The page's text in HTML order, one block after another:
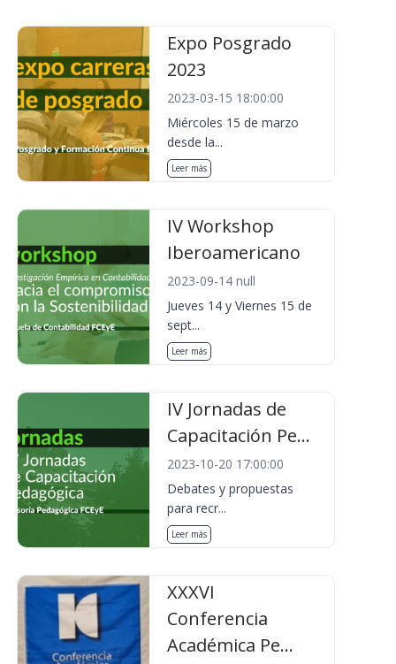
Expo Posgrado
2023
2023-03-15 18:00:00
Miércoles 15 de marzo
desde la...
Leer más
IV Workshop
Iberoamericano
2023-09-14 null
Jueves 14 y Viernes 15 de
sept...
Leer más
IV Jornadas de
Capacitación Pe...
2023-10-20 17:00:00
Debates y propuestas
para recr...
Leer más
XXXVI
Conferencia
Académica Pe...